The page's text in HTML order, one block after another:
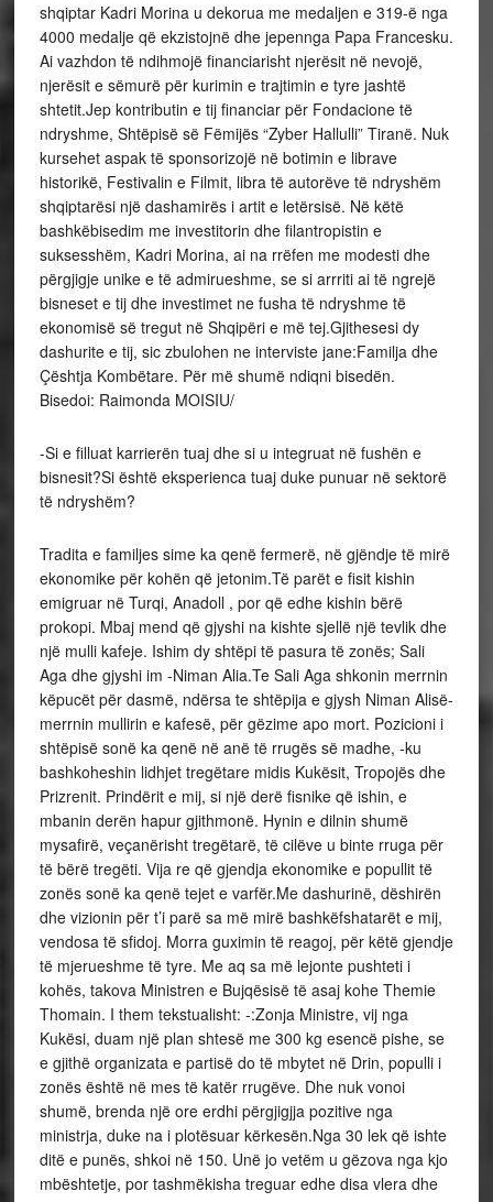
shqiptar Kadri Morina u dekorua me medaljen e 319-ë nga
4000 medalje që ekzistojnë dhe jepennga Papa Francesku.
Ai vazhdon të ndihmojë financiarisht njerësit në nevojë,
njerësit e sëmurë për kurimin e trajtimin e tyre jashtë
shtetit.Jep kontributin e tij financiar për Fondacione të
ndryshme, Shtëpisë së Fëmijës “Zyber Hallulli” Tiranë. Nuk
kursehet aspak të sponsorizojë në botimin e librave
historikë, Festivalin e Filmit, libra të autorëve të ndryshëm
shqiptarësi një dashamirës i artit e letërsisë. Në këtë
bashkëbisedim me investitorin dhe filantropistin e
suksesshëm, Kadri Morina, ai na rrëfen me modesti dhe
përgjigje unike e të admirueshme, se si arrriti ai të ngrejë
bisneset e tij dhe investimet ne fusha të ndryshme të
ekonomisë së tregut në Shqipëri e më tej.Gjithesesi dy
dashurite e tij, sic zbulohen ne interviste jane:Familja dhe
Çështja Kombëtare. Për më shumë ndiqni bisedën.
Bisedoi: Raimonda MOISIU/
-Si e filluat karrierën tuaj dhe si u integruat në fushën e
bisnesit?Si është eksperienca tuaj duke punuar në sektorë
të ndryshëm?
Tradita e familjes sime ka qenë fermerë, në gjëndje të mirë
ekonomike për kohën që jetonim.Të parët e fisit kishin
emigruar në Turqi, Anadoll , por që edhe kishin bërë
prokopi. Mbaj mend që gjyshi na kishte sjellë një tevlik dhe
një mulli kafeje. Ishim dy shtëpi të pasura të zonës; Sali
Aga dhe gjyshi im -Niman Alia.Te Sali Aga shkonin merrnin
këpucët për dasmë, ndërsa te shtëpija e gjysh Niman Alisë-
merrnin mullirin e kafesë, për gëzime apo mort. Pozicioni i
shtëpisë sonë ka qenë në anë të rrugës së madhe, -ku
bashkoheshin lidhjet tregëtare midis Kukësit, Tropojës dhe
Prizrenit. Prindërit e mij, si një derë fisnike që ishin, e
mbanin derën hapur gjithmonë. Hynin e dilnin shumë
mysafirë, veçanërisht tregëtarë, të cilëve u binte rruga për
të bërë tregëti. Vija re që gjendja ekonomike e popullit të
zonës sonë ka qenë tejet e varfër.Me dashurinë, dëshirën
dhe vizionin për t’i parë sa më mirë bashkëfshatarët e mij,
vendosa të sfidoj. Morra guximin të reagoj, për këtë gjendje
të mjerueshme të tyre. Me aq sa më lejonte pushteti i
kohës, takova Ministren e Bujqësisë të asaj kohe Themie
Thomain. I them tekstualisht: -:Zonja Ministre, vij nga
Kukësi, duam një plan shtesë me 300 kg esencë pishe, se
e gjithë organizata e partisë do të mbytet në Drin, populli i
zonës është në mes të katër rrugëve. Dhe nuk vonoi
shumë, brenda një ore erdhi përgjigjja pozitive nga
ministrja, duke na i plotësuar kërkesën.Nga 30 lek që ishte
ditë e punës, shkoi në 150. Unë jo vetëm u gëzova nga kjo
mbështetje, por tashmëkisha treguar edhe disa vlera dhe